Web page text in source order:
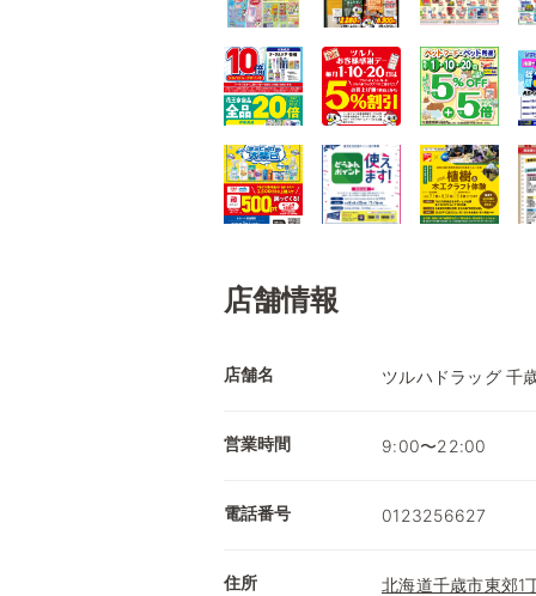
店舗情報
店舗名 ツルハドラッグ 千
営業時間 9:00〜22:00
電話番号 0123256627
住所 北海道千歳市東郊1